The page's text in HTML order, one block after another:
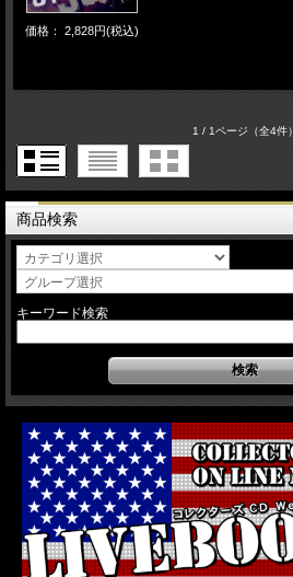
価格： 2,828円(税込)
1 / 1ページ（全4件）
商品検索
キーワード検索